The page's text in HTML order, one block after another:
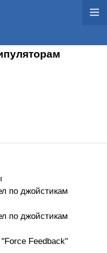
по джойстикам
по джойстикам
Feedback"